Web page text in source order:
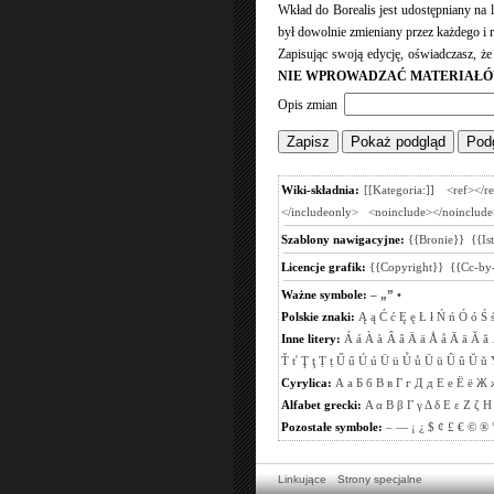
Wkład do Borealis jest udostępniany
był dowolnie zmieniany przez każdego i
Zapisując swoją edycję, oświadczasz,
NIE WPROWADZAĆ
Opis zmian
Wiki-składnia: [[Kategoria:]]
<ref></
</includeonly>
<noinclude></
Szablony nawigacyjne: {{Bronie}}
Licencje grafik: {{Copyright}} {{Cc-
Ważne symbole: – „” •
Polskie znaki: Ą ą Ć ć Ę ę Ł ł Ń ń Ó ó Ś ś
Inne litery: Á á À à Â â Ä ä Å å Ā ā Ă ă
Ť ť Ţ ţ Ṭ ṭ Ű ű Ú ú Ü ü Ů ů Ū ū Û û Ŭ ŭ
Cyrylica: А а Б б В в Г г Д д Е е Ё ё Ж
Alfabet grecki: Α α Β β Γ γΔ δ Ε ε Ζ ζ Η
Pozostałe symbole: – — ¡ ¿ $ ¢ £ € © ®
Linkujące Strony specjalne